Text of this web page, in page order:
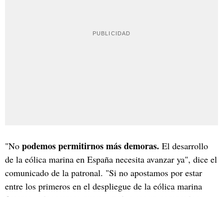
"No podemos permitirnos más demoras. El desarrollo
de la eólica marina en España necesita avanzar ya", dice el
comunicado de la patronal. "Si no apostamos por estar
entre los primeros en el despliegue de la eólica marina